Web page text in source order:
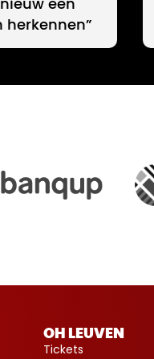
een
herkennen”
OH LEUVEN
Tickets